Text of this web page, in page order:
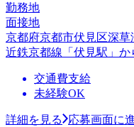
勤務地
面接地
京都府京都市伏見区深草
近鉄京都線「伏見駅」か
交通費支給
未経験OK
詳細を見る
応募画面に